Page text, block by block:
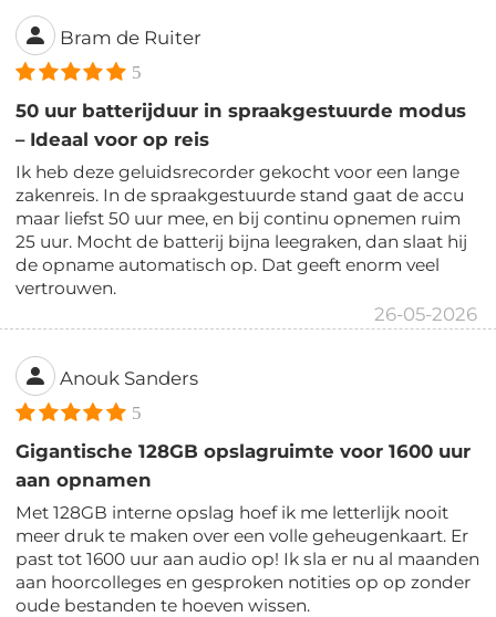
Bram de Ruiter
5
50 uur batterijduur in spraakgestuurde modus
– Ideaal voor op reis
Ik heb deze geluidsrecorder gekocht voor een lange
zakenreis. In de spraakgestuurde stand gaat de accu
maar liefst 50 uur mee, en bij continu opnemen ruim
25 uur. Mocht de batterij bijna leegraken, dan slaat hij
de opname automatisch op. Dat geeft enorm veel
vertrouwen.
26-05-2026
Anouk Sanders
5
Gigantische 128GB opslagruimte voor 1600 uur
aan opnamen
Met 128GB interne opslag hoef ik me letterlijk nooit
meer druk te maken over een volle geheugenkaart. Er
past tot 1600 uur aan audio op! Ik sla er nu al maanden
aan hoorcolleges en gesproken notities op op zonder
oude bestanden te hoeven wissen.